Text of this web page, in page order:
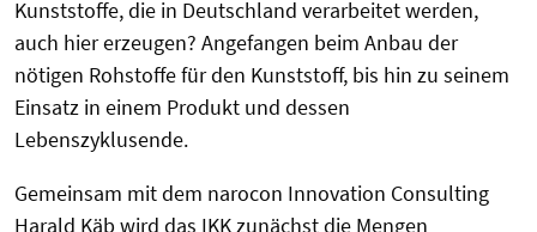
Kunststoffe, die in Deutschland verarbeitet werden,
auch hier erzeugen? Angefangen beim Anbau der
nötigen Rohstoffe für den Kunststoff, bis hin zu seinem
Einsatz in einem Produkt und dessen
Lebenszyklusende.
Gemeinsam mit dem narocon Innovation Consulting
Harald Käb wird das IKK zunächst die Mengen